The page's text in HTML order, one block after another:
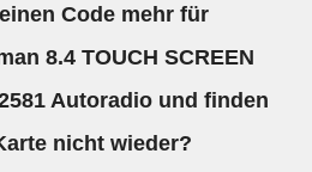
Code mehr für
8.4 TOUCH SCREEN
Autoradio und finden
nicht wieder?